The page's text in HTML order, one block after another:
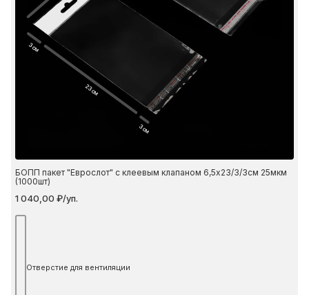
23 см
3 см
3 см
БОПП пакет "Еврослот" с клеевым клапаном 6,5х23/3/3см 25мкм
(1000шт)
1 040,00 ₽/уп.
Отверстие для вентиляции